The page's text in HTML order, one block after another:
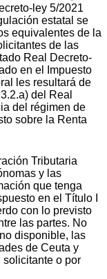
ley 5/2021
estatal se
equivalentes de la
de las
Real Decreto-
en el Impuesto
les resultará de
del Real
del régimen de
sobre la Renta
Tributaria
y las
que tenga
en el Título I
con lo previsto
las partes. No
disponible, las
de Ceuta y
solicitante o por